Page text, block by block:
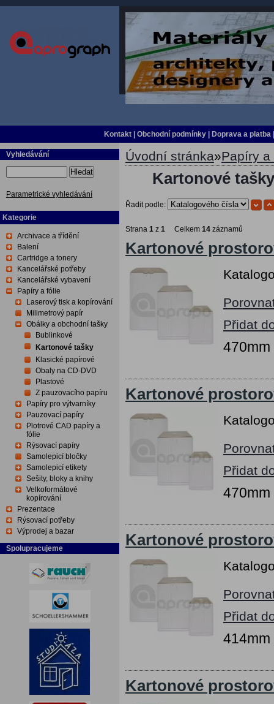
Kontakt Obchodní podmínky Doprava a platba
Vyhledávání
Hledat
Parametrické vyhledávání
Kategorie
Archivace a třídění
Balení
Cartridge a tonery
Kancelářské potřeby
Kancelářské vybavení
Papíry a fólie
Laserový tisk a kopírování
Milimetrový papír
Obálky a obchodní tašky
Bublinkové
Kartonové tašky
Klasické papírové
Obaly na CD-DVD
Plastové
Z pauzovacího papíru
Papíry pro výtvarníky
Pauzovací papíry
Plotrové CAD papíry a
fólie
Rýsovací papíry
Samolepicí bločky
Samolepicí etikety
Sešity, bloky a knihy
Velkoformátové
kopírování
Prezentace
Rýsovací potřeby
Výprodej a bazar
Spolupracujeme
Úvodní stránka»Papíry a
Kartonové
Řadit podle:
Strana 1 z 1 Celkem 14 záznamů
Kartonové
Přidat
Kartonové
Přidat
Kartonové
Přidat
Kartonové